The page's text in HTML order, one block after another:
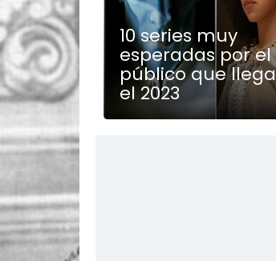
10 series muy
esperadas por el
público que
el 2023